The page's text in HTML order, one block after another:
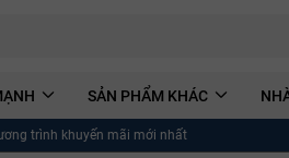
SẢN PHẨM KHÁC
trình khuyến mãi mới nhất